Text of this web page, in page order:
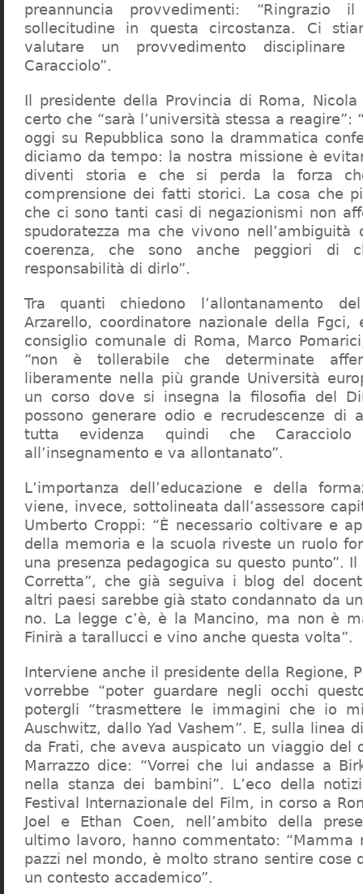
preannuncia provvedimenti:
sollecitudine in questa circostanza. Ci
valutare un provvedimento
Caracciolo”.
Il presidente della Provincia di Roma,
certo che “sarà l’università stessa a reagire”:
oggi su Repubblica sono la drammatica
diciamo da tempo: la nostra missione è
diventi storia e che si perda la forza
comprensione dei fatti storici. La cosa che
che ci sono tanti casi di negazionismi non
spudoratezza ma che vivono nell’ambiguità
coerenza, che sono anche peggiori di
responsabilità di dirlo”.
Tra quanti chiedono l’allontanamento
Arzarello, coordinatore nazionale della
consiglio comunale di Roma, Marco
“non è tollerabile che determinate
liberamente nella più grande Università
un corso dove si insegna la filosofia del
possono generare odio e recrudescenze di
tutta evidenza quindi che
all’insegnamento e va allontanato”.
L’importanza dell’educazione e della
viene, invece, sottolineata dall’assessore
Umberto Croppi: “È necessario coltivare e
della memoria e la scuola riveste un ruolo
una presenza pedagogica su questo punto”.
Corretta”, che già seguiva i blog del
altri paesi sarebbe già stato condannato da
no. La legge c’è, è la Mancino, ma non è
Finirà a tarallucci e vino anche questa volta”.
Interviene anche il presidente della Regione,
vorrebbe “poter guardare negli occhi
potergli “trasmettere le immagini che io
Auschwitz, dallo Yad Vashem”. E, sulla linea
da Frati, che aveva auspicato un viaggio del
Marrazzo dice: “Vorrei che lui andasse a
nella stanza dei bambini”. L’eco della
Festival Internazionale del Film, in corso a
Joel e Ethan Coen, nell’ambito della
ultimo lavoro, hanno commentato: “Mamma
pazzi nel mondo, è molto strano sentire cose
un contesto accademico”.